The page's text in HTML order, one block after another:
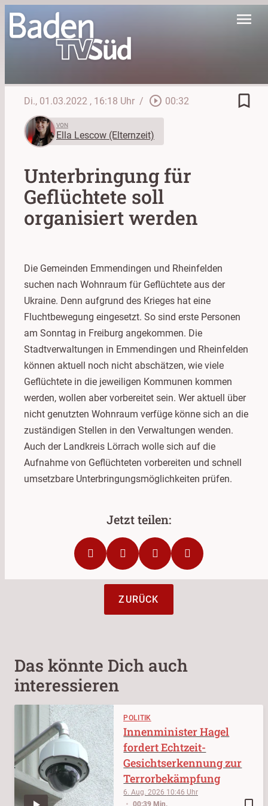
menu
Di., 01.03.2022 , 16:18 Uhr / play_circle_outline 00:32 bookmark_border
VON
Ella Lescow (Elternzeit)
Unterbringung für
Geflüchtete soll
organisiert werden
Die Gemeinden Emmendingen und Rheinfelden
suchen nach Wohnraum für Geflüchtete aus der
Ukraine. Denn aufgrund des Krieges hat eine
Fluchtbewegung eingesetzt. So sind erste Personen
am Sonntag in Freiburg angekommen. Die
Stadtverwaltungen in Emmendingen und Rheinfelden
können aktuell noch nicht abschätzen, wie viele
Geflüchtete in die jeweiligen Kommunen kommen
werden, wollen aber vorbereitet sein. Wer aktuell über
nicht genutzten Wohnraum verfüge könne sich an die
zuständigen Stellen in den Verwaltungen wenden.
Auch der Landkreis Lörrach wolle sich auf die
Aufnahme von Geflüchteten vorbereiten und schnell
umsetzbare Unterbringungsmöglichkeiten prüfen.
ZURÜCK
Das könnte Dich auch
interessieren
POLITIK
6. Aug. 2026 10:46
00:39 Min.
Innenminister Hagel
fordert Echtzeit-
Gesichtserkennung zur
Terrorbekämpfung